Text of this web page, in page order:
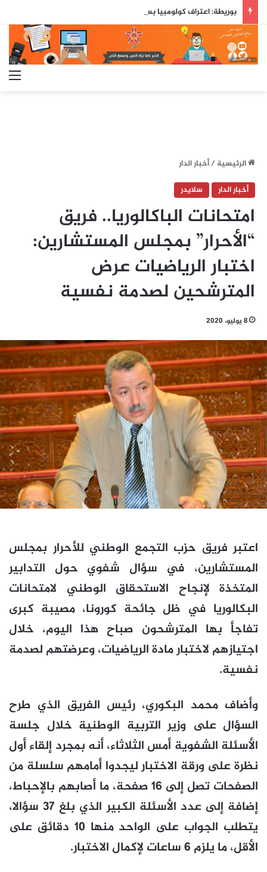
الرئيسية/أخبار الدار
أخبار الدار
سلايدر
امتحانات الباكالوريا.. فريق
“الأحرار” بمجلس المستشارين:
اختبار الرياضيات عرض
المترشحين لصدمة نفسية
8 يوليو، 2020
اعتبر فريق حزب التجمع الوطني للأحرار بمجلس
المستشارين، في سؤال شفوي حول التدابير
المتخذة لإنجاح الاستحقاق الوطني لامتحانات
البكالوريا في ظل جائحة كورونا، مصيبة كبرى
تفاجأ بها المترشحون صباح هذا اليوم، خلال
اجتيازهم لاختبار مادة الرياضيات، وعرضتهم لصدمة
نفسية.
وأضاف محمد البكوري، رئيس الفريق الذي طرح
السؤال على وزير التربية الوطنية خلال جلسة
الأسئلة الشفوية أمس الثلاثاء، أنه بمجرد إلقاء أول
نظرة على ورقة الاختبار ليجدوا أمامهم سلسلة من
الصفحات تصل إلى 16 صفحة، ما أصابهم بالإحباط،
إضافة إلى عدد الأسئلة الكبير الذي بلغ 37 سؤالا،
يتطلب الجواب على الواحد منها 10 دقائق على
الأقل، ما يلزم 6 ساعات لإكمال الاختبار.